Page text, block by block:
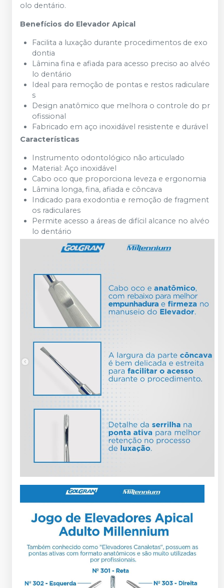
olo dentário.
Benefícios do Elevador Apical
Facilita a luxação durante procedimentos de exo
dontia
Lâmina fina e afiada para acesso preciso ao alvéo
lo dentário
Ideal para remoção de pontas e restos radiculare
s
Design anatômico que melhora o controle do pr
ofissional
Fabricado em aço inoxidável resistente e durável
Características
Instrumento odontológico não articulado
Material: Aço inoxidável
Cabo oco que proporciona leveza e ergonomia
Lâmina longa, fina, afiada e côncava
Indicado para exodontia e remoção de fragment
os radiculares
Permite acesso a áreas de difícil alcance no alvéo
lo dentário